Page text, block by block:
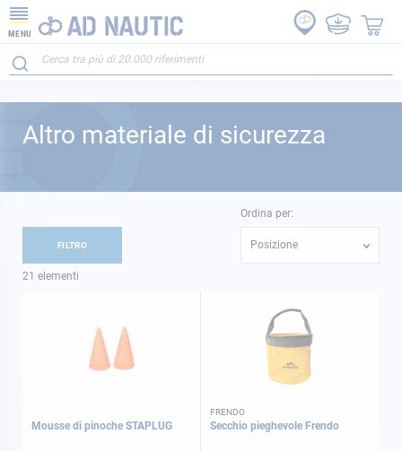
MENU
Altro materiale di sicurezza
21 elementi
Ordina per:
Posizione
Mousse di pinoche STAPLUG
FRENDO
Secchio pieghevole Frendo
FILTRO